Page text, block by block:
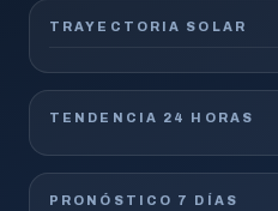
TRAYECTORIA SOLAR
TENDENCIA 24 HORAS
PRONÓSTICO 7 DÍAS